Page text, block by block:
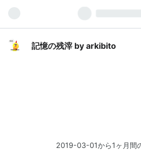
記憶の残滓 by arkibito
2019-03-01から1ヶ月間